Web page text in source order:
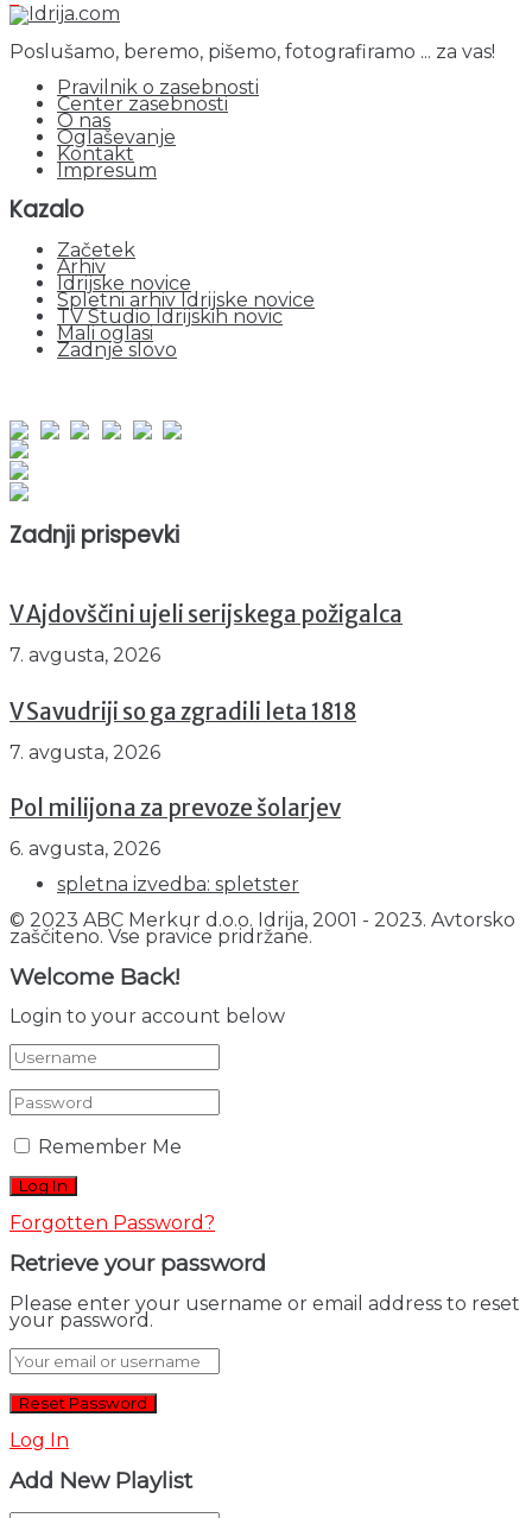
Poslušamo, beremo, pišemo, fotografiramo ... za vas!
Pravilnik o zasebnosti
Center zasebnosti
O nas
Oglaševanje
Kontakt
Impresum
Kazalo
Začetek
Arhiv
Idrijske novice
Spletni arhiv Idrijske novice
TV Studio Idrijskih novic
Mali oglasi
Zadnje slovo
Zadnji prispevki
V Ajdovščini ujeli serijskega požigalca
7. avgusta, 2026
V Savudriji so ga zgradili leta 1818
7. avgusta, 2026
Pol milijona za prevoze šolarjev
6. avgusta, 2026
spletna izvedba: spletster
© 2023 ABC Merkur d.o.o. Idrija, 2001 - 2023. Avtorsko
zaščiteno. Vse pravice pridržane.
Welcome Back!
Login to your account below
Remember Me
Forgotten Password?
Retrieve your password
Please enter your username or email address to reset
your password.
Log In
Add New Playlist